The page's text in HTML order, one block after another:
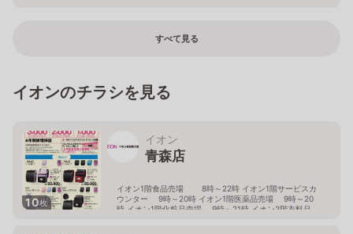
すべて見る
イオンのチラシを見る
10枚
イオン
青森店
イオン1階食品売場 8時～22時 イオン1階サービスカ
ウンター 9時～20時 イオン1階医薬品売場 9時～20
時 イオン1階化粧品売場 9時～21時 イオン2階衣料品